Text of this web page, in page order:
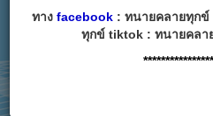
ทาง facebook: ทนายคลายทุกข์
ทุกข์ tiktok : ทนายคล